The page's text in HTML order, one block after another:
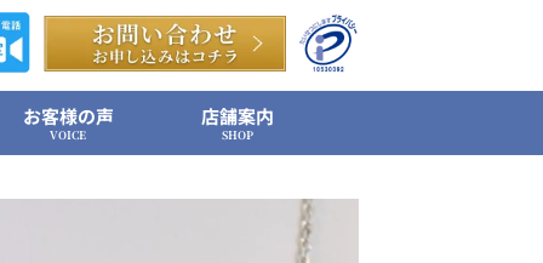
お客様の声
VOICE
店舗案内
SHOP